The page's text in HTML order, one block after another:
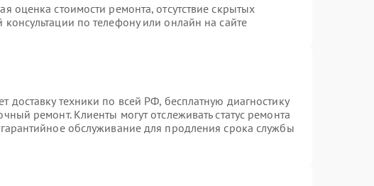
оценка стоимости ремонта, отсутствие скрытых
по телефону или онлайн на сайте
доставку техники по всей РФ, бесплатную диагностику
ремонт. Клиенты могут отслеживать статус ремонта
обслуживание для продления срока службы